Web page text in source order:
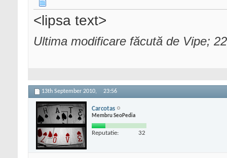
<lipsa text>
Ultima modificare făcută de Vipe;
13th September 2010, 23:56
Carcotas
Membru SeoPedia
Reputatie: 32